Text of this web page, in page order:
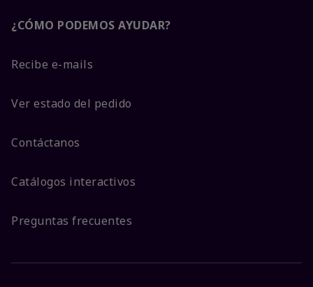
¿CÓMO PODEMOS AYUDAR?
Recibe e-mails
Ver estado del pedido
Contáctanos
Catálogos interactivos
Preguntas frecuentes